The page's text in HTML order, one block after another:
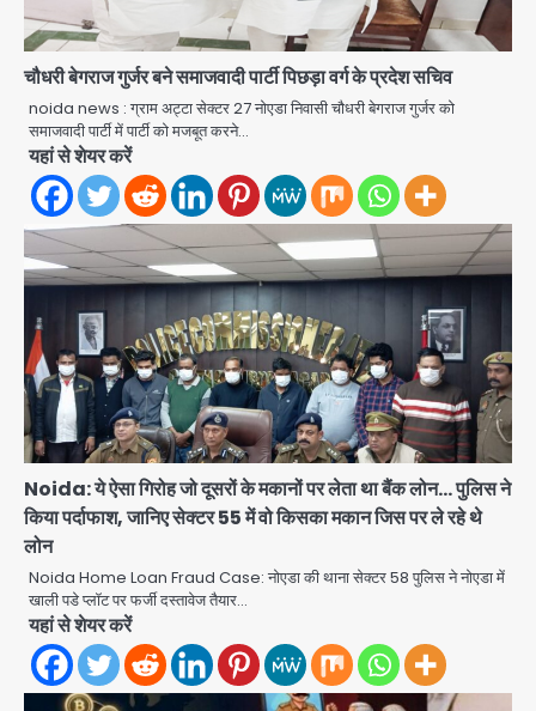
चौधरी बेगराज गुर्जर बने समाजवादी पार्टी पिछड़ा वर्ग के प्रदेश सचिव
noida news : ग्राम अट्टा सेक्टर 27 नोएडा निवासी चौधरी बेगराज गुर्जर को
समाजवादी पार्टी में पार्टी को मजबूत करने…
यहां से शेयर करें
Noida: ये ऐसा गिरोह जो दूसरों के मकानों पर लेता था बैंक लोन… पुलिस ने
किया पर्दाफाश, जानिए सेक्टर 55 में वो किसका मकान जिस पर ले रहे थे
लोन
Noida Home Loan Fraud Case: नोएडा की थाना सेक्टर 58 पुलिस ने नोएडा में
खाली पडे प्लॉट पर फर्जी दस्तावेज तैयार…
यहां से शेयर करें
2
एंटी-बर्गलरी सेल की बड़ी कामयाबी, चोरी के
माल की खरीद-फरोख्त करने वाले गिरोह का
भंडाफोड़
Team JHJ
3
सरकारी भर्ती परीक्षाओं में नकल कराने वाले
अंतरराज्यीय गिरोह का भंडाफोड़, मास्टरमाइंड
जिला पुलिस का बड़ा एक्शन
Team JHJ